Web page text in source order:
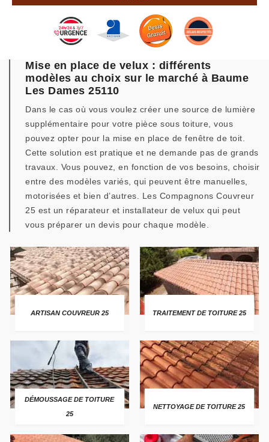
Mise en place de velux : différents
modèles au choix sur le marché à Baume
Les Dames 25110
Dans le cas où vous voulez créer une source de lumière
supplémentaire pour votre pièce sous toiture, vous
pouvez opter pour la mise en place de fenêtre de toit.
Cette solution est pratique et ne demande pas de grands
travaux. Vous pouvez, en fonction de vos besoins, choisir
entre des modèles variés, qui peuvent être manuelles,
motorisées et bien d’autres. Les Compagnons Couvreur
25 est un réparateur et installateur de velux qui peut
vous préparer un devis pour chaque modèle.
ARTISAN COUVREUR 25 TRAITEMENT DE TOITURE 25
DÉMOUSSAGE DE TOITURE
25
NETTOYAGE DE TOITURE 25